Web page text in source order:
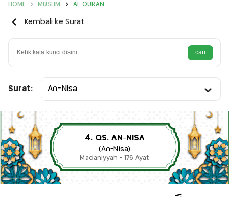
HOME MUSLIM AL-QURAN
Kembali ke Surat
Surat: An-Nisa
4. QS. AN-NISA
(An-Nisa)
Madaniyyah - 176 Ayat